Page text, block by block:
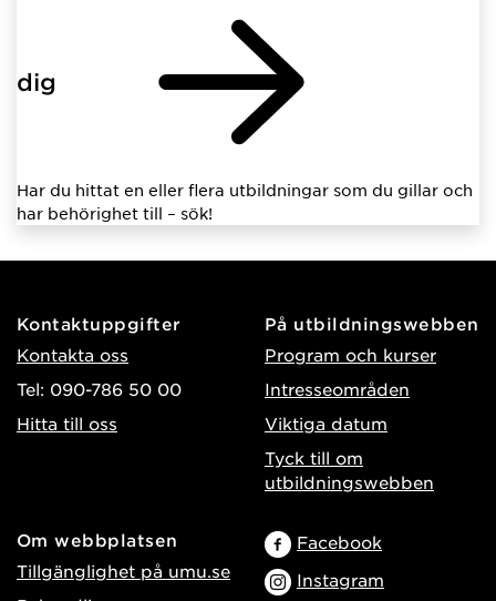
dig
Har du hittat en eller flera utbildningar som du gillar och
har behörighet till – sök!
Kontaktuppgifter
Kontakta oss
Tel: 090-786 50 00
Hitta till oss
På utbildningswebben
Program och kurser
Intresseområden
Viktiga datum
Tyck till om
utbildningswebben
Om webbplatsen
Tillgänglighet på umu.se
Facebook
Instagram